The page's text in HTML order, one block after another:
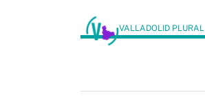
VALLADOLID PLURAL